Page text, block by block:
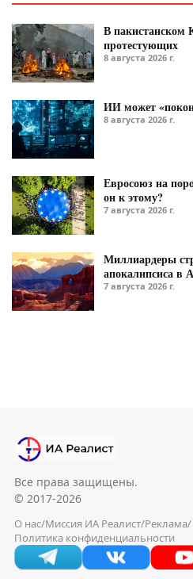
В пакистанском
протестующих
8 августа 2026 г.
ИИ может
8 августа 2026 г.
Евросоюз на
он к этому?
7 августа 2026 г.
Миллиардеры
апокалипсиса в
7 августа 2026 г.
Все права защищены.
© 2017-2026
О нас/Миссия ИА Реалист/Реклама/
Политика конфиденциальности